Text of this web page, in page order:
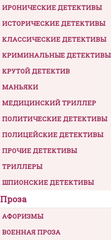
ИРОНИЧЕСКИЕ ДЕТЕКТИВЫ
ИСТОРИЧЕСКИЕ ДЕТЕКТИВЫ
КЛАССИЧЕСКИЕ ДЕТЕКТИВЫ
КРИМИНАЛЬНЫЕ ДЕТЕКТИВЫ
КРУТОЙ ДЕТЕКТИВ
МАНЬЯКИ
МЕДИЦИНСКИЙ ТРИЛЛЕР
ПОЛИТИЧЕСКИЕ ДЕТЕКТИВЫ
ПОЛИЦЕЙСКИЕ ДЕТЕКТИВЫ
ПРОЧИЕ ДЕТЕКТИВЫ
ТРИЛЛЕРЫ
ШПИОНСКИЕ ДЕТЕКТИВЫ
Проза
АФОРИЗМЫ
ВОЕННАЯ ПРОЗА